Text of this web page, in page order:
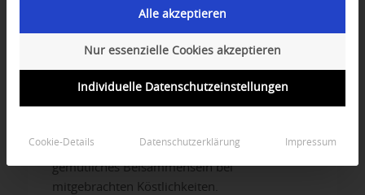
und liebevolles Herz zu entwickeln. So können
Die Stunde besteht aus einer geführten
Meditation, einem kurzen inspirierenden
für den Weltfrieden und anschließend ein
gemütliches Beisammensein bei
mitgebrachten Köstlichkeiten.
Alle akzeptieren
Nur essenzielle Cookies akzeptieren
Individuelle Datenschutzeinstellungen
Cookie-Details Datenschutzerklärung Impressum